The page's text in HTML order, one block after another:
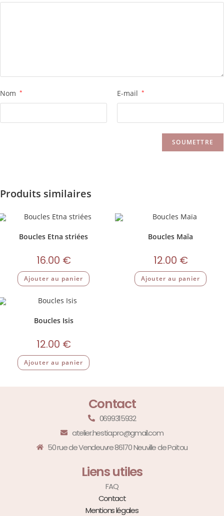
Nom * E-mail *
Produits similaires
Boucles Etna striées
16.00 €
Ajouter au panier
Boucles Maïa
12.00 €
Ajouter au panier
Boucles Isis
12.00 €
Ajouter au panier
Contact
0699315932
atelier.hestia.pro@gmail.com
50 rue de Vendeuvre 86170 Neuville de Poitou
Liens utiles
FAQ
Contact
Mentions légales